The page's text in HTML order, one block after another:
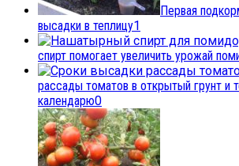
Первая
высадки в теплицу1
спирт помогает увеличить урожай
рассады томатов в открытый грунт и
календарю0